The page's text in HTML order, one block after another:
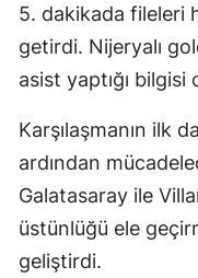
5. dakikada fileleri
getirdi. Nijeryalı
asist yaptığı bilgisi
Karşılaşmanın ilk
ardından
Galatasaray ile
üstünlüğü ele
geliştirdi.